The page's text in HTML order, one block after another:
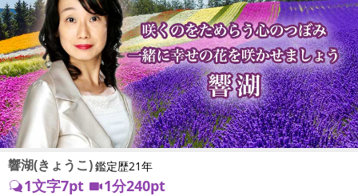
響湖(きょうこ)鑑定歴21年
1文字7pt
1分240pt